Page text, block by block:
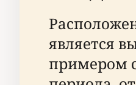
является
примером